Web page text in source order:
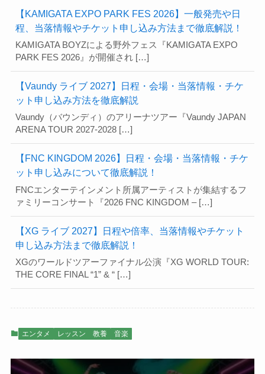
【KAMIGATA EXPO PARK FES 2026】一般発売や日
程、当落情報やチケット申し込み方法まで徹底解説！
KAMIGATA BOYZによる野外フェス『KAMIGATA EXPO
PARK FES 2026』が開催され […]
【Vaundy ライブ 2027】日程・会場・当落情報・チケ
ット申し込み方法を徹底解説
Vaundy（バウンディ）のアリーナツアー『Vaundy JAPAN
ARENA TOUR 2027-2028 […]
【FNC KINGDOM 2026】日程・会場・当落情報・チケ
ット申し込みについて徹底解説！
FNCエンターテインメント所属アーティストが集結するフ
ァミリーコンサート『2026 FNC KINGDOM – […]
【XG ライブ 2027】日程や倍率、当落情報やチケット
申し込み方法まで徹底解説！
XGのワールドツアーファイナル公演『XG WORLD TOUR:
THE CORE FINAL “1” & “ […]
エンタメ レッスン 教養 音楽